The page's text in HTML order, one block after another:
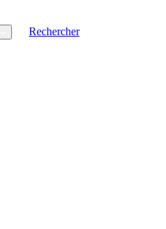
Rechercher